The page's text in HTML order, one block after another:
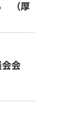
（厚
会